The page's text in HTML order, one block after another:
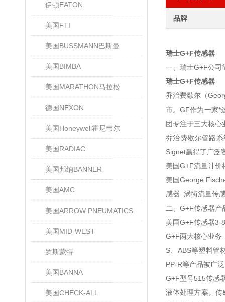
伊顿EATON
美国FTI
美国BUSSMANN巴斯曼
美国BIMBA
美国MARATHON马拉松
德国NEXON
美国Honeywell霍尼韦尔
美国RADIAC
美国邦纳BANNER
美国AMC
美国ARROW PNEUMATICS
美国MID-WEST
罗斯蒙特
美国BANNA
美国CHECK-ALL
品牌
瑞士G+F传感器
一、瑞士G+F公司
瑞士G+F传感器
乔治费歇尔（
市。GF作为一家*
团专注于三大核
乔治费歇尔管路
Signet赢得了广泛
美国G+F流量计
美国George
感器 涡街流量传
二、G+F传感器产
美国G+F传感器3-
G+F两大核心业务
S、ABS等塑料管
PP-R等产品被广
G+F型号515传感
液体处理方案。